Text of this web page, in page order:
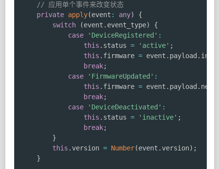
// 应用单个事件来改变状态
private apply(event : any)
{
switch
(event . event_type)
{
case
'DeviceRegistered' :
this . status = 'active' ;
this . firmware = event . payload .
break;
case
'FirmwareUpdated' :
this . firmware = event . payload .
break;
case
'DeviceDeactivated' :
this . status = 'inactive' ;
break;
}
this .version = Number(event .version) ;
}